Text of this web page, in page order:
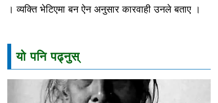
। व्यक्ति भेटिएमा बन ऐन अनुसार कारवाही उनले बताए ।
यो पनि पढ्नुस्